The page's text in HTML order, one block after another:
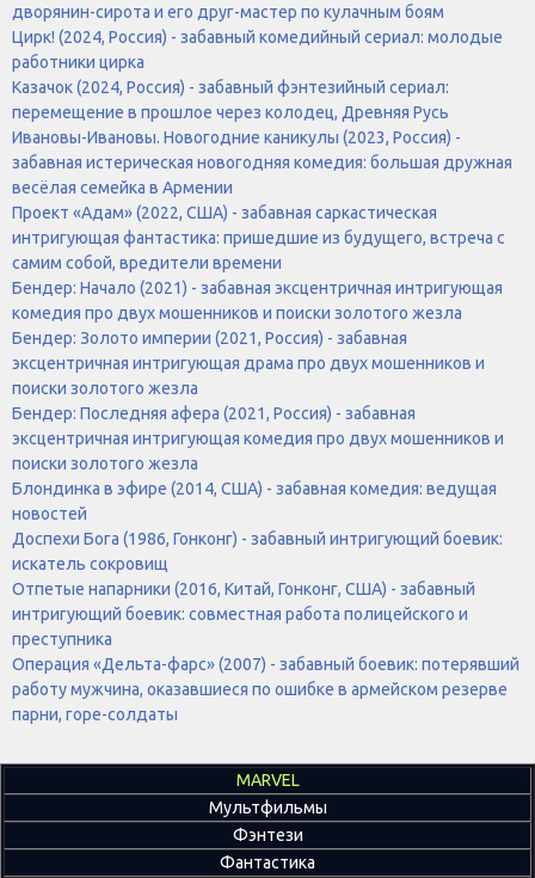
дворянин-сирота и его друг-мастер по кулачным боям
Цирк! (2024, Россия) - забавный комедийный сериал: молодые
работники цирка
Казачок (2024, Россия) - забавный фэнтезийный сериал:
перемещение в прошлое через колодец, Древняя Русь
Ивановы-Ивановы. Новогодние каникулы (2023, Россия) -
забавная истерическая новогодняя комедия: большая дружная
весёлая семейка в Армении
Проект «Адам» (2022, США) - забавная саркастическая
интригующая фантастика: пришедшие из будущего, встреча с
самим собой, вредители времени
Бендер: Начало (2021) - забавная эксцентричная интригующая
комедия про двух мошенников и поиски золотого жезла
Бендер: Золото империи (2021, Россия) - забавная
эксцентричная интригующая драма про двух мошенников и
поиски золотого жезла
Бендер: Последняя афера (2021, Россия) - забавная
эксцентричная интригующая комедия про двух мошенников и
поиски золотого жезла
Блондинка в эфире (2014, США) - забавная комедия: ведущая
новостей
Доспехи Бога (1986, Гонконг) - забавный интригующий боевик:
искатель сокровищ
Отпетые напарники (2016, Китай, Гонконг, США) - забавный
интригующий боевик: совместная работа полицейского и
преступника
Операция «Дельта-фарс» (2007) - забавный боевик: потерявший
работу мужчина, оказавшиеся по ошибке в армейском резерве
парни, горе-солдаты
MARVEL
Мультфильмы
Фэнтези
Фантастика